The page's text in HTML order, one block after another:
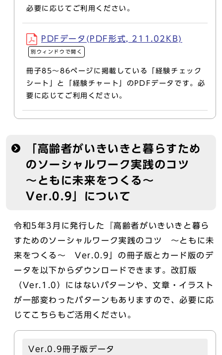
必要に応じてご利用ください。
PDFデータ(PDF形式, 211.02KB)
別ウィンドウで開く
冊子85～86ページに掲載している「経験チェック
シート」と「経験チャート」のPDFデータです。必
要に応じてご利用ください。
「高齢者がいきいきと暮らすため
のソーシャルワーク実践のコツ
～ともに未来をつくる～
Ver.0.9」について
令和5年3月に発行した『高齢者がいきいきと暮ら
すためのソーシャルワーク実践のコツ ～ともに未
来をつくる～ Ver.0.9」の冊子版とカード版のデ
ータを以下からダウンロードできます。改訂版
（Ver.1.0）にはないパターンや、文章・イラスト
が一部変わったパターンもありますので、必要に応
じてこちらもご活用ください。
Ver.0.9冊子版データ